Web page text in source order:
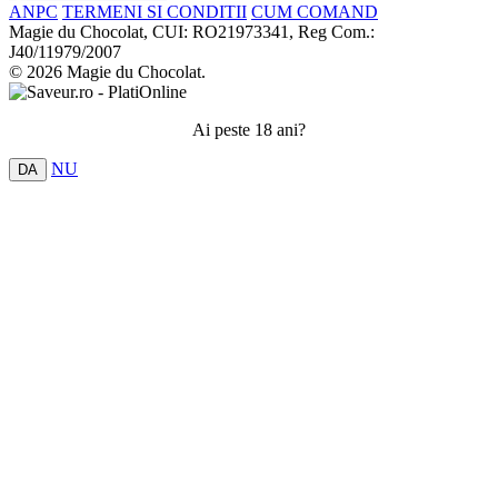
ANPC TERMENI SI CONDITII CUM COMAND
Magie du Chocolat, CUI: RO21973341, Reg Com.:
J40/11979/2007
© 2026 Magie du Chocolat.
Ai peste 18 ani?
DA NU